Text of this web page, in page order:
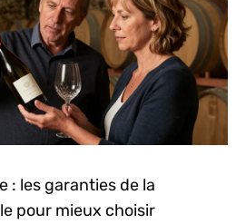
: les garanties de la
pour mieux choisir